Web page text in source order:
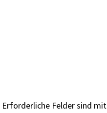
Erforderliche Felder sind mit